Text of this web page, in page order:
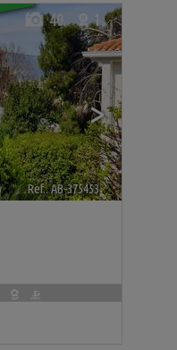
>
40 1
Ref.. AB-375453🔗